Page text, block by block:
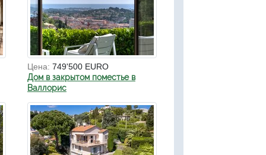
Цена: 749'500 EURO
Дом в закрытом поместье в
Валлорис